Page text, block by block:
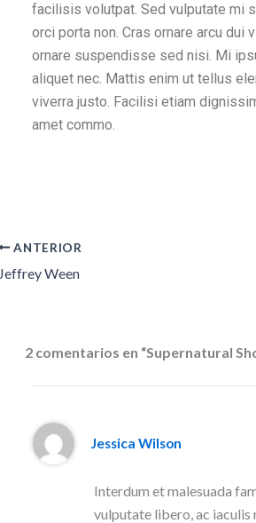
facilisis volutpat. Sed vulputate mi
orci porta non. Cras ornare arcu
ornare suspendisse sed nisi. Mi
aliquet nec. Mattis enim ut tellus
viverra justo. Facilisi etiam
amet commo.
ANTERIOR
Jeffrey Ween
2 comentarios en “Supernatural
Jessica Wilson
Interdum et malesuada
vulputate libero, ac iaculis